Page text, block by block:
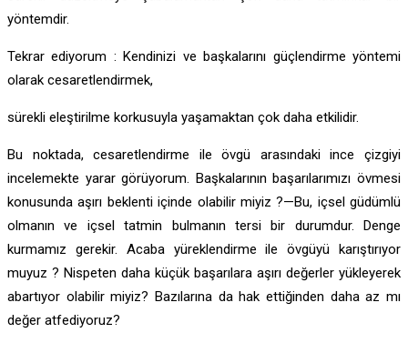
yöntemdir.
Tekrar ediyorum : Kendinizi ve başkalarını güçlendirme yöntemi
olarak cesaretlendirmek,
sürekli eleştirilme korkusuyla yaşamaktan çok daha etkilidir.
Bu noktada, cesaretlendirme ile övgü arasındaki ince çizgiyi
incelemekte yarar görüyorum. Başkalarının başarılarımızı övmesi
konusunda aşırı beklenti içinde olabilir miyiz ?—Bu, içsel güdümlü
olmanın ve içsel tatmin bulmanın tersi bir durumdur. Denge
kurmamız gerekir. Acaba yüreklendirme ile övgüyü karıştırıyor
muyuz ? Nispeten daha küçük başarılara aşırı değerler yükleyerek
abartıyor olabilir miyiz? Bazılarına da hak ettiğinden daha az mı
değer atfediyoruz?